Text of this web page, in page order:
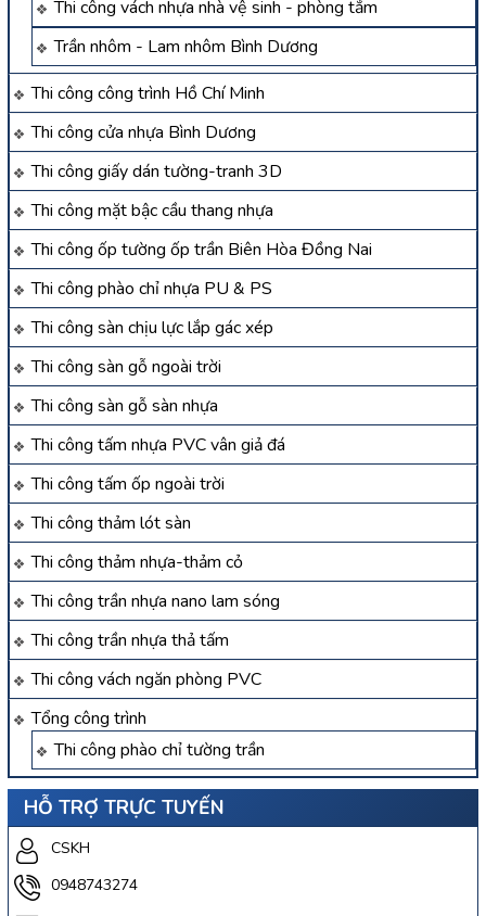
Thi công vách nhựa nhà vệ sinh - phòng tắm
Trần nhôm - Lam nhôm Bình Dương
Thi công công trình Hồ Chí Minh
Thi công cửa nhựa Bình Dương
Thi công giấy dán tường-tranh 3D
Thi công mặt bậc cầu thang nhựa
Thi công ốp tường ốp trần Biên Hòa Đồng Nai
Thi công phào chỉ nhựa PU & PS
Thi công sàn chịu lực lắp gác xép
Thi công sàn gỗ ngoài trời
Thi công sàn gỗ sàn nhựa
Thi công tấm nhựa PVC vân giả đá
Thi công tấm ốp ngoài trời
Thi công thảm lót sàn
Thi công thảm nhựa-thảm cỏ
Thi công trần nhựa nano lam sóng
Thi công trần nhựa thả tấm
Thi công vách ngăn phòng PVC
Tổng công trình
Thi công phào chỉ tường trần
HỖ TRỢ TRỰC TUYẾN
CSKH
0948743274